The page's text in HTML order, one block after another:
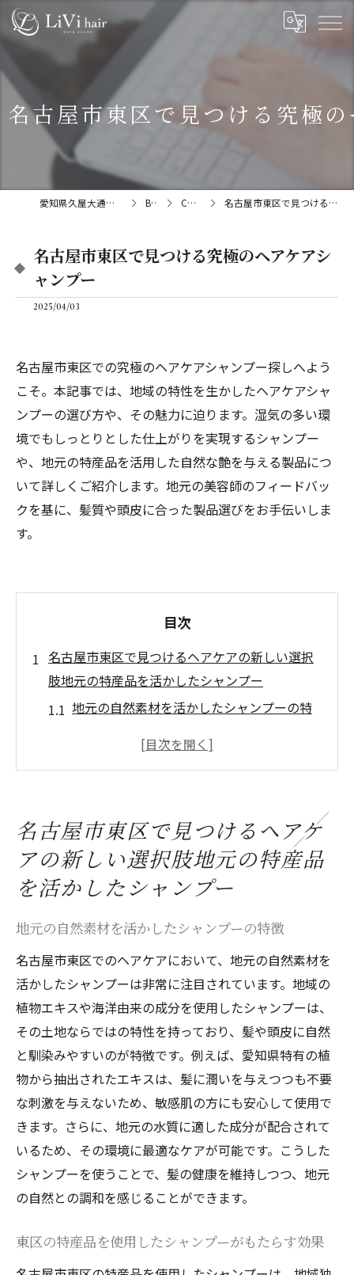
名古屋市東区で見つける究極
愛知県久屋大通の美容院ならLiVi hair BLOG COLUMN 名古屋市東区で見つける究極のヘアケアシャンプー
名古屋市東区で見つける究極のヘアケアシ
ャンプー
2025/04/03
名古屋市東区での究極のヘアケアシャンプー探しへよう
こそ。本記事では、地域の特性を生かしたヘアケアシャ
ンプーの選び方や、その魅力に迫ります。湿気の多い環
境でもしっとりとした仕上がりを実現するシャンプー
や、地元の特産品を活用した自然な艶を与える製品につ
いて詳しくご紹介します。地元の美容師のフィードバッ
クを基に、髪質や頭皮に合った製品選びをお手伝いしま
す。
目次
名古屋市東区で見つけるヘアケアの新しい選択
肢地元の特産品を活かしたシャンプー
地元の自然素材を活かしたシャンプーの特
東区の特産品を使用したシャンプーがもた
る
名古屋市東区の地元風味を取り入れた製品
の選び方
慮
地元の特産品が髪に及ぼす影響
湿気対策に最適名古屋市東区の気候に合ったヘ
アケアシャンプーの選び方
湿気対策が必要な理由とシャンプー選びの
ポイント
東区の気候に適したシャンプーの特徴
湿気による髪のダメージを防ぐ方法
名古屋市東区の湿度に最適なシャンプーの
成分
夏の湿気に負けないヘアケアシャンプーの
湿気の多い季節におすすめのヘアケア
髪と頭皮に優しい名古屋市東区発のナチュラル
名古屋市東区で見つけるヘアケ
アの新しい選択肢地元の特産品
を活かしたシャンプー
地元の自然素材を活かしたシャンプーの特徴
名古屋市東区でのヘアケアにおいて、地元の自然素材を
活かしたシャンプーは非常に注目されています。地域の
植物エキスや海洋由来の成分を使用したシャンプーは、
その土地ならではの特性を持っており、髪や頭皮に自然
と馴染みやすいのが特徴です。例えば、愛知県特有の植
物から抽出されたエキスは、髪に潤いを与えつつも不要
な刺激を与えないため、敏感肌の方にも安心して使用で
きます。さらに、地元の水質に適した成分が配合されて
いるため、その環境に最適なケアが可能です。こうした
シャンプーを使うことで、髪の健康を維持しつつ、地元
の自然との調和を感じることができます。
東区の特産品を使用したシャンプーがもたらす効果